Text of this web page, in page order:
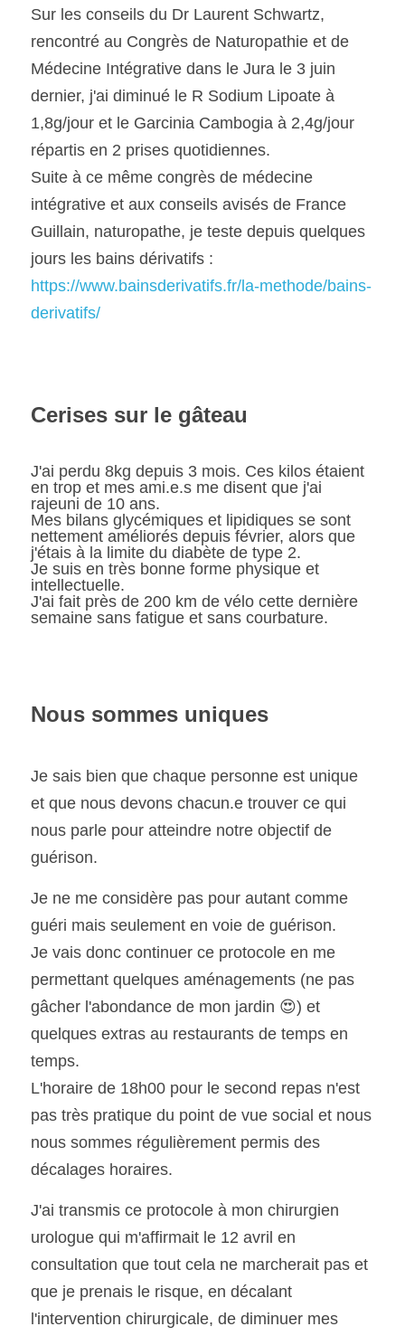
Sur les conseils du Dr Laurent Schwartz,
rencontré au Congrès de Naturopathie et de
Médecine Intégrative dans le Jura le 3 juin
dernier, j'ai diminué le R Sodium Lipoate à
1,8g/jour et le Garcinia Cambogia à 2,4g/jour
répartis en 2 prises quotidiennes.
Suite à ce même congrès de médecine
intégrative et aux conseils avisés de France
Guillain, naturopathe, je teste depuis quelques
jours les bains dérivatifs :
https://www.bainsderivatifs.fr/la-methode/bains-
derivatifs/
Cerises sur le gâteau
J'ai perdu 8kg depuis 3 mois. Ces kilos étaient
en trop et mes ami.e.s me disent que j'ai
rajeuni de 10 ans.
Mes bilans glycémiques et lipidiques se sont
nettement améliorés depuis février, alors que
j'étais à la limite du diabète de type 2.
Je suis en très bonne forme physique et
intellectuelle.
J'ai fait près de 200 km de vélo cette dernière
semaine sans fatigue et sans courbature.
Nous sommes uniques
Je sais bien que chaque personne est unique
et que nous devons chacun.e trouver ce qui
nous parle pour atteindre notre objectif de
guérison.
Je ne me considère pas pour autant comme
guéri mais seulement en voie de guérison.
Je vais donc continuer ce protocole en me
permettant quelques aménagements (ne pas
gâcher l'abondance de mon jardin 😍) et
quelques extras au restaurants de temps en
temps.
L'horaire de 18h00 pour le second repas n'est
pas très pratique du point de vue social et nous
nous sommes régulièrement permis des
décalages horaires.
J'ai transmis ce protocole à mon chirurgien
urologue qui m'affirmait le 12 avril en
consultation que tout cela ne marcherait pas et
que je prenais le risque, en décalant
l'intervention chirurgicale, de diminuer mes